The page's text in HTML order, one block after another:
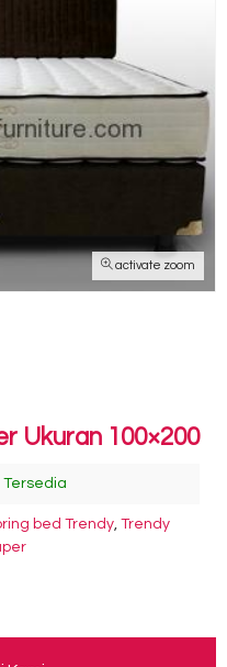
activate zoom
Ukuran 100×200
Tersedia
bed Trendy, Trendy